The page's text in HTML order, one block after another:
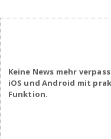
Keine News mehr
iOS und Android mit
Funktion.